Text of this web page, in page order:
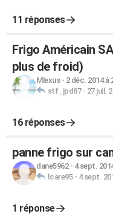
11 réponses
Frigo Américain
plus de froid)
Mlexus- 2 déc. 2014 à
stf_jpd87- 27 juil.
16 réponses
panne frigo sur
dane5962- 4 sept.
Icare95- 4 sept.
1 réponse